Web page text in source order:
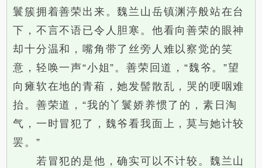
鬟簇拥着善荣出来。魏兰山岳镇渊渟般站在台
下，不言不语已令人胆寒。他看向善荣的眼神
却十分温和，嘴角带了丝旁人难以察觉的笑
意，轻唤一声“小姐”。善荣回道，“魏爷。”望
向瘫软在地的青葙，她发髻散乱，哭的哽咽难
抬。善荣道，“我的丫鬟娇养惯了的，素日淘
气，一时冒犯了，魏爷看我面上，莫与她计较
罢。”
若冒犯的是他，确实可以不计较。魏兰山